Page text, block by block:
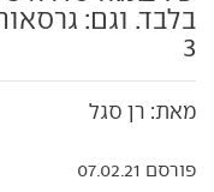
בלבד. וגם:
3
מאת: רן סגל
פורסם 07.02.21